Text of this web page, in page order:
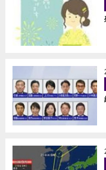
READ MORE
READ MORE